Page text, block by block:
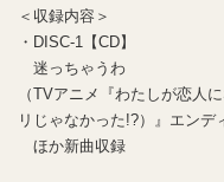
＜収録内容＞
・DISC-1【CD】
迷っちゃうわ
（TVアニメ『わたしが恋人
リじゃなかった!?）』エンデ
ほか新曲収録